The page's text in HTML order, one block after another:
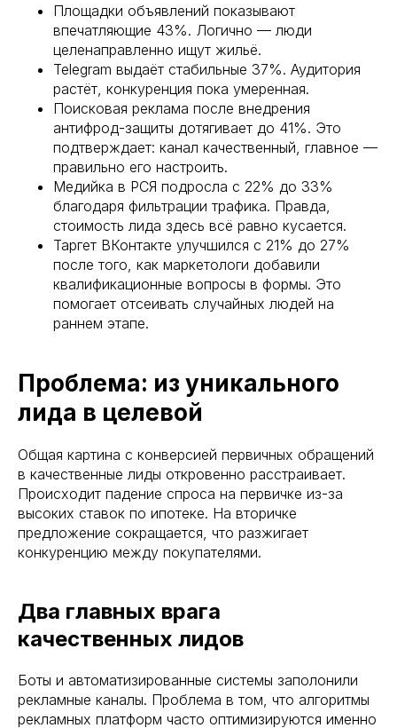
Площадки объявлений показывают
впечатляющие 43%. Логично — люди
целенаправленно ищут жильё.
Telegram выдаёт стабильные 37%. Аудитория
растёт, конкуренция пока умеренная.
Поисковая реклама после внедрения
антифрод-защиты дотягивает до 41%. Это
подтверждает: канал качественный, главное —
правильно его настроить.
Медийка в РСЯ подросла с 22% до 33%
благодаря фильтрации трафика. Правда,
стоимость лида здесь всё равно кусается.
Таргет ВКонтакте улучшился с 21% до 27%
после того, как маркетологи добавили
квалификационные вопросы в формы. Это
помогает отсеивать случайных людей на
раннем этапе.
Проблема: из уникального
лида в целевой
Общая картина с конверсией первичных обращений
в качественные лиды откровенно расстраивает.
Происходит падение спроса на первичке из-за
высоких ставок по ипотеке. На вторичке
предложение сокращается, что разжигает
конкуренцию между покупателями.
Два главных врага
качественных лидов
Боты и автоматизированные системы заполонили
рекламные каналы. Проблема в том, что алгоритмы
рекламных платформ часто оптимизируются именно